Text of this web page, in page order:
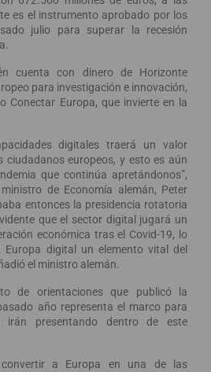
es el instrumento aprobado por los
julio para superar la recesión
cuenta con dinero de Horizonte
para investigación e innovación,
Conectar Europa, que invierte en la
digitales traerá un valor
ciudadanos europeos, y esto es aún
que continúa apretándonos”,
de Economía alemán, Peter
entonces la presidencia rotatoria
que el sector digital jugará un
económica tras el Covid-19, lo
Europa digital un elemento vital del
el ministro alemán.
de orientaciones que publicó la
año representa el marco para
irán presentando dentro de este
a Europa en una de las